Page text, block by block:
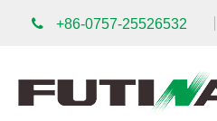
+86-0757-25526532